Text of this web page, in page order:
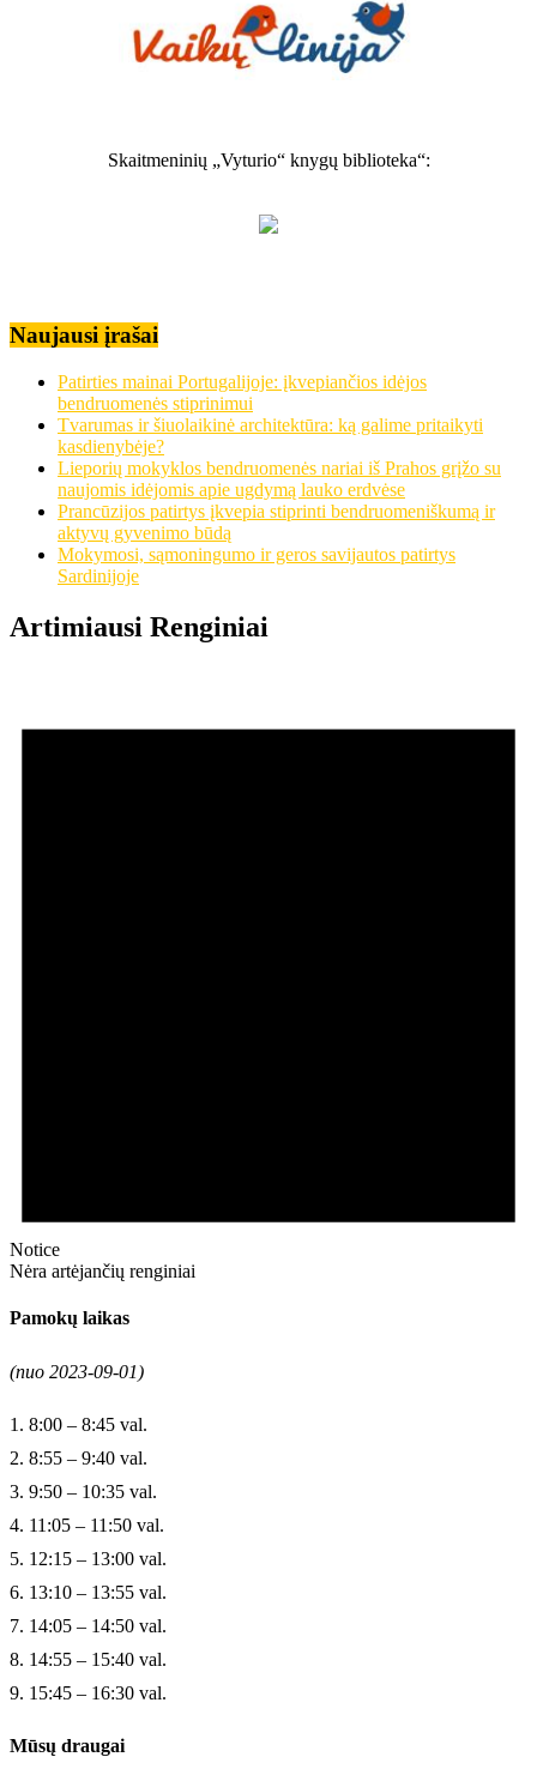
Skaitmeninių „Vyturio“ knygų biblioteka“:
Naujausi įrašai
Patirties mainai Portugalijoje: įkvepiančios idėjos
bendruomenės stiprinimui
Tvarumas ir šiuolaikinė architektūra: ką galime pritaikyti
kasdienybėje?
Lieporių mokyklos bendruomenės nariai iš Prahos grįžo su
naujomis idėjomis apie ugdymą lauko erdvėse
Prancūzijos patirtys įkvepia stiprinti bendruomeniškumą ir
aktyvų gyvenimo būdą
Mokymosi, sąmoningumo ir geros savijautos patirtys
Sardinijoje
Artimiausi Renginiai
Notice
Nėra artėjančių renginiai
Pamokų laikas
(nuo 2023-09-01)
1. 8:00 – 8:45 val.
2. 8:55 – 9:40 val.
3. 9:50 – 10:35 val.
4. 11:05 – 11:50 val.
5. 12:15 – 13:00 val.
6. 13:10 – 13:55 val.
7. 14:05 – 14:50 val.
8. 14:55 – 15:40 val.
9. 15:45 – 16:30 val.
Mūsų draugai